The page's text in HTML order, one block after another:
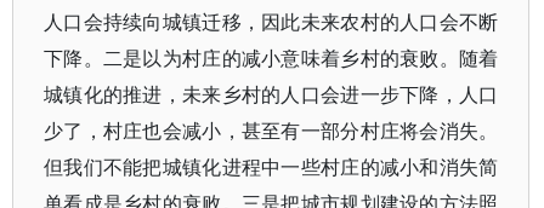
人口会持续向城镇迁移，因此未来农村的人口会不断
下降。二是以为村庄的减小意味着乡村的衰败。随着
城镇化的推进，未来乡村的人口会进一步下降，人口
少了，村庄也会减小，甚至有一部分村庄将会消失。
但我们不能把城镇化进程中一些村庄的减小和消失简